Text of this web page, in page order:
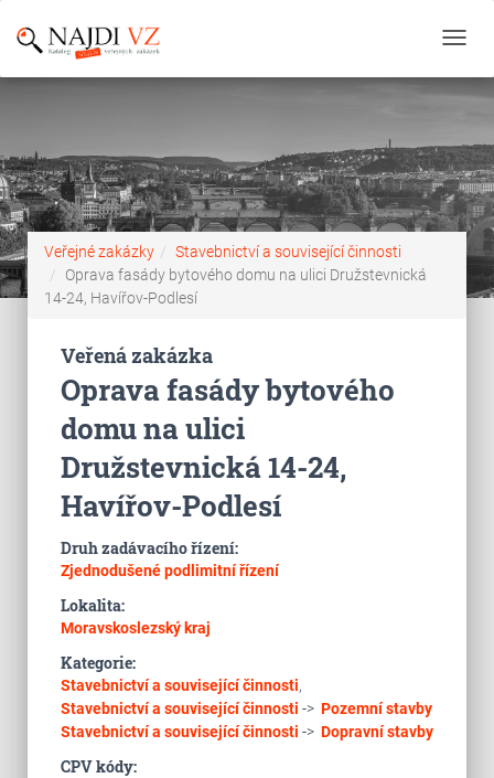
Veřejné zakázky
Stavebnictví a související činnosti
Oprava fasády bytového domu na ulici Družstevnická
14-24, Havířov-Podlesí
Veřená zakázka
Oprava fasády bytového
domu na ulici
Družstevnická 14-24,
Havířov-Podlesí
Druh zadávacího řízení:
Zjednodušené podlimitní řízení
Lokalita:
Moravskoslezský kraj
Kategorie:
Stavebnictví a související činnosti,
Stavebnictví a související činnosti -> Pozemní stavby
Stavebnictví a související činnosti -> Dopravní stavby
CPV kódy: